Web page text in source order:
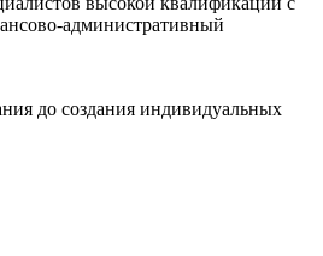
административный
до создания индивидуальных